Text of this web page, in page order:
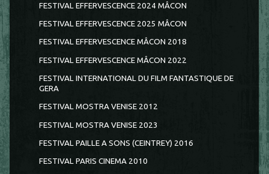
FESTIVAL EFFERVESCENCE 2024 MÂCON
FESTIVAL EFFERVESCENCE 2025 MÂCON
FESTIVAL EFFERVESCENCE MÂCON 2018
FESTIVAL EFFERVESCENCE MÂCON 2022
FESTIVAL INTERNATIONAL DU FILM FANTASTIQUE DE
GERA
FESTIVAL MOSTRA VENISE 2012
FESTIVAL MOSTRA VENISE 2023
FESTIVAL PAILLE A SONS (CEINTREY) 2016
FESTIVAL PARIS CINEMA 2010